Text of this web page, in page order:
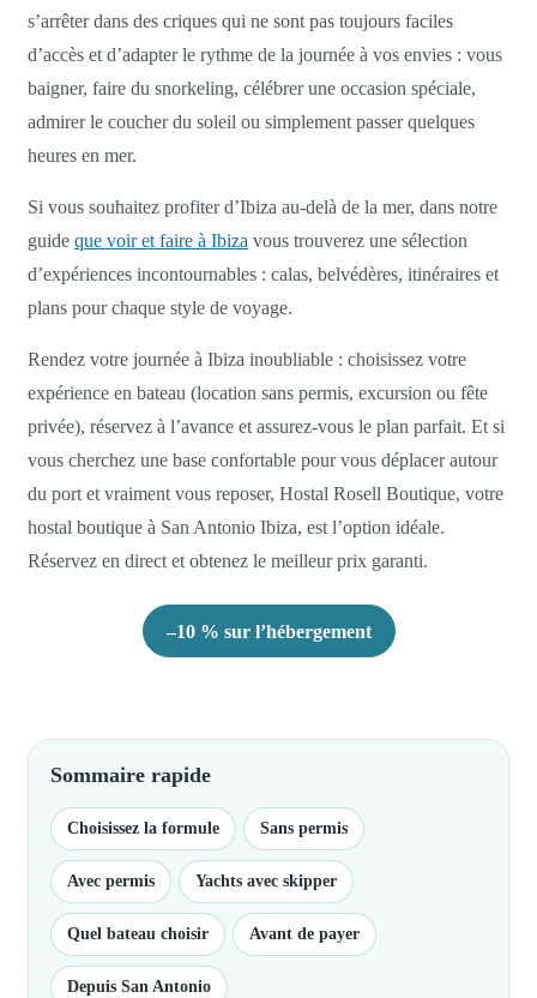
s’arrêter dans des criques qui ne sont pas toujours faciles
d’accès et d’adapter le rythme de la journée à vos envies : vous
baigner, faire du snorkeling, célébrer une occasion spéciale,
admirer le coucher du soleil ou simplement passer quelques
heures en mer.
Si vous souhaitez profiter d’Ibiza au-delà de la mer, dans notre
guide que voir et faire à Ibiza vous trouverez une sélection
d’expériences incontournables : calas, belvédères, itinéraires et
plans pour chaque style de voyage.
Rendez votre journée à Ibiza inoubliable : choisissez votre
expérience en bateau (location sans permis, excursion ou fête
privée), réservez à l’avance et assurez-vous le plan parfait. Et si
vous cherchez une base confortable pour vous déplacer autour
du port et vraiment vous reposer, Hostal Rosell Boutique, votre
hostal boutique à San Antonio Ibiza, est l’option idéale.
Réservez en direct et obtenez le meilleur prix garanti.
–10 % sur l’hébergement
Sommaire rapide
Choisissez la formule Sans permis
Avec permis Yachts avec skipper
Quel bateau choisir Avant de payer
Depuis San Antonio